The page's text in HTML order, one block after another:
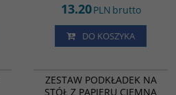
13.20PLN brutto
DO KOSZYKA
PAPIERU CIEMNA ZIELEŃ 30X40CM
ZESTAW PODKŁADEK NA
STÓŁ Z PAPIERU CIEMNA